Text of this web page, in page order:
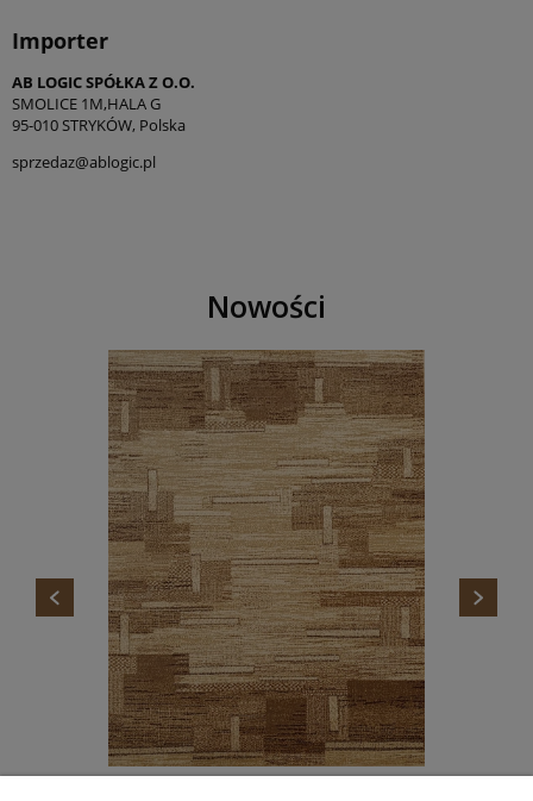
Importer
AB LOGIC SPÓŁKA Z O.O.
SMOLICE 1M,HALA G
95-010 STRYKÓW, Polska
sprzedaz@ablogic.pl
Nowości